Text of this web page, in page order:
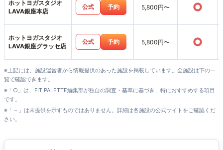
ホットヨガスタジオ
LAVA銀座本店
公式 予約 5,800円〜 ○
ホットヨガスタジオ
LAVA銀座グラッセ店
公式 予約 5,800円〜 ○
※上記には、施設運営者から情報提供のあった施設を掲載しています。全施設は下の一
覧で確認できます。
※「○」は、FIT PALETTE編集部が独自の調査・基準に基づき、特におすすめする項目
です。
※「－」は未提供を示すものではありません。詳細は各施設の公式サイトをご確認くだ
さい。